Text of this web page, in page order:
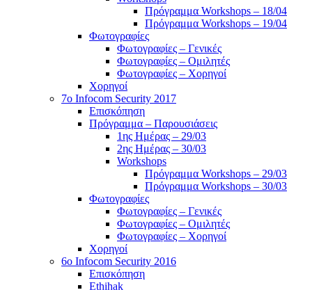
Πρόγραμμα Workshops – 18/04
Πρόγραμμα Workshops – 19/04
Φωτογραφίες
Φωτογραφίες – Γενικές
Φωτογραφίες – Ομιλητές
Φωτογραφίες – Χορηγοί
Χορηγοί
7o Infocom Security 2017
Επισκόπηση
Πρόγραμμα – Παρουσιάσεις
1ης Ημέρας – 29/03
2ης Ημέρας – 30/03
Workshops
Πρόγραμμα Workshops – 29/03
Πρόγραμμα Workshops – 30/03
Φωτογραφίες
Φωτογραφίες – Γενικές
Φωτογραφίες – Ομιλητές
Φωτογραφίες – Χορηγοί
Χορηγοί
6o Infocom Security 2016
Επισκόπηση
Ethihak